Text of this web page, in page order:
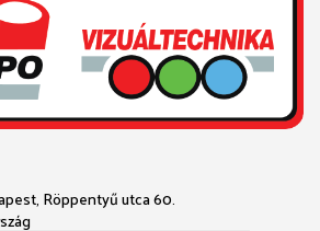
Röppentyű utca 60.